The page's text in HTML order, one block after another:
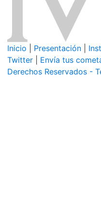
Inicio Presentación
Twitter
Envía tus
Derechos Reservados -